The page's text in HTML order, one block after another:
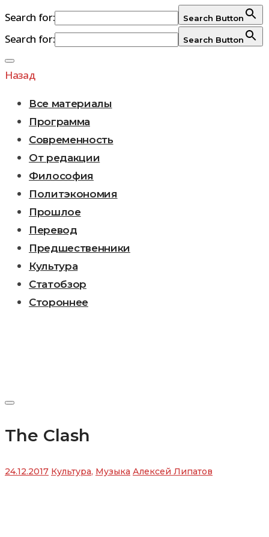
Search for: Search Button
Search for: Search Button
Перейти
к
Назад
Все материалы
Программа
Современность
От редакции
Философия
Политэкономия
Прошлое
Перевод
Предшественники
Культура
Статобзор
Стороннее
The Clash
24.12.2017 Культура, Музыка Алексей Липатов